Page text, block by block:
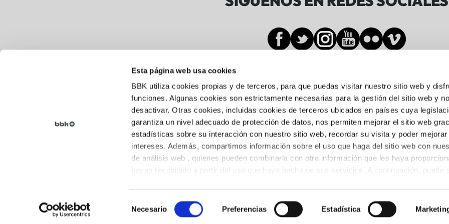
Esta página web usa cookies
BBK utiliza cookies propias y de terceros, para que puedas visitar nuestro sitio web y
funciones. Algunas cookies son estrictamente necesarias para la gestión del sitio web y
desactivar. Otras cookies, incluidas cookies de terceros ubicados en países cuya
garantiza un nivel adecuado de protección de datos, nos permiten mejorar el sitio web
estadísticas sobre su interacción con nuestro sitio web, recordar su visita y poder mejorar
intereses. Además, compartimos información sobre el uso que haga del sitio web con
de análisis web , quienes pueden combinarla con otra información que les haya
hayan recopilado a partir del uso que haya hecho de sus servicios. A continuación, puede
de
Necesario Preferencias Estadística
Sala BBK
Gran Vía de Don Diego López de Haro, 19-21
Abando, 48001 Bilbo, Bizkaia
944 05 88 24